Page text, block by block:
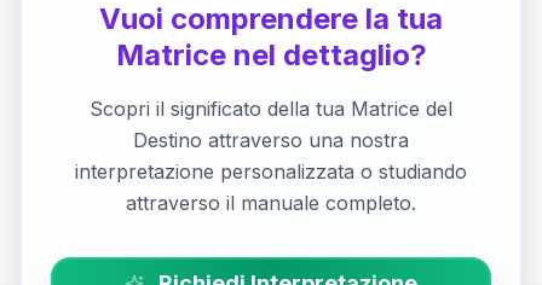
Vuoi comprendere la tua
Matrice nel dettaglio?
Scopri il significato della tua Matrice del
Destino attraverso una nostra
interpretazione personalizzata o studiando
attraverso il manuale completo.